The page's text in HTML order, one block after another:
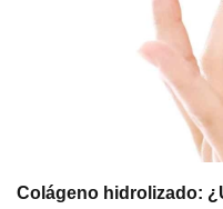
Colágeno hidrolizado: